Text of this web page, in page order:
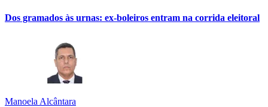
Dos gramados às urnas: ex-boleiros entram na corrida eleitoral
Manoela Alcântara